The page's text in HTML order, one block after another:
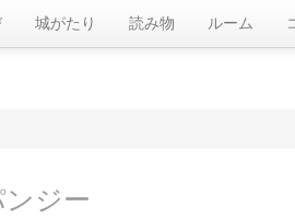
城がたり 読み物 ルーム
ジー